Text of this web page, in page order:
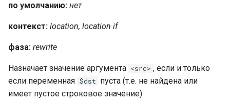
reqargs
router
по умолчанию: нет
контекст: location, location if
фаза: rewrite
Назначает значение аргумента <src> , если и только
если переменная $dst пуста (т.е. не найдена или
имеет пустое строковое значение).